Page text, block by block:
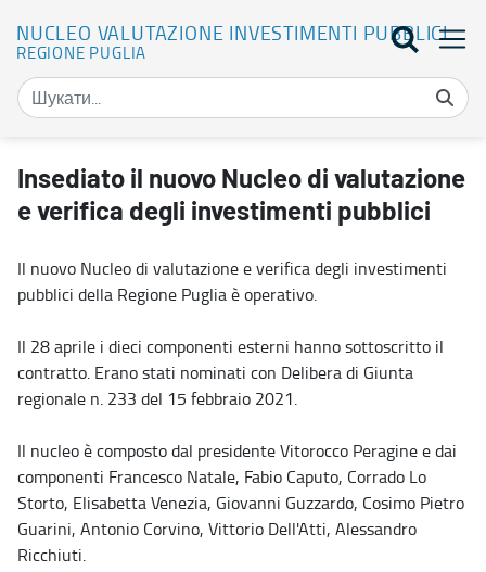
NUCLEO VALUTAZIONE INVESTIMENTI PUBBLICI
REGIONE PUGLIA
Insediato il nuovo Nucleo di valutazione e verifica degli
Insediato il nuovo Nucleo di valutazione
e verifica degli investimenti pubblici
Il nuovo Nucleo di valutazione e verifica degli investimenti
pubblici della Regione Puglia è operativo.
Il 28 aprile i dieci componenti esterni hanno sottoscritto il
contratto. Erano stati nominati con Delibera di Giunta
regionale n. 233 del 15 febbraio 2021.
Il nucleo è composto dal presidente Vitorocco Peragine e dai
componenti Francesco Natale, Fabio Caputo, Corrado Lo
Storto, Elisabetta Venezia, Giovanni Guzzardo, Cosimo Pietro
Guarini, Antonio Corvino, Vittorio Dell'Atti, Alessandro
Ricchiuti.